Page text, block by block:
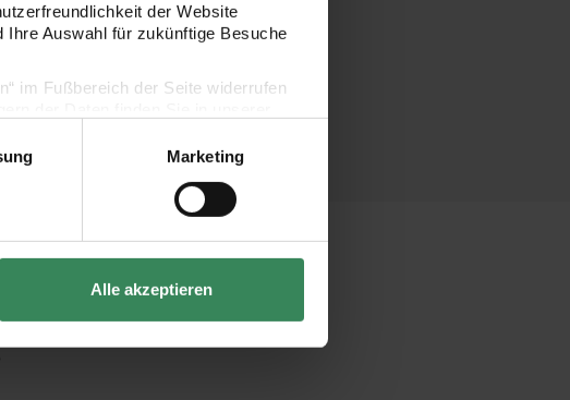
der Website
Auswahl für zukünftige Besuche
im Fußbereich der Seite widerrufen
Marketing
Alle akzeptieren